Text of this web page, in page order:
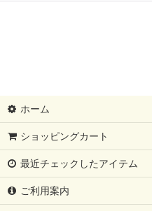
ホーム
ショッピングカート
最近チェックしたアイテム
ご利用案内